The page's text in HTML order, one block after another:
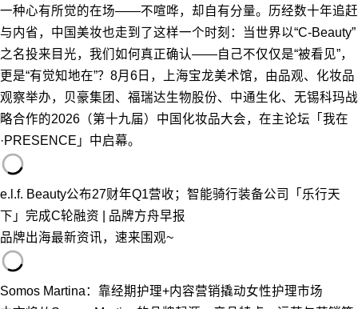
一种心有所觉的在场——不喧哗，却自有分量。历经数十年追赶
与内省，中国美妆也走到了这样一个时刻：当世界以“C-Beauty”
之名投来目光，我们如何真正确认——自己不仅仅是“被看见”，
更是“有觉知地在”？8月6日，上海宝龙美术馆，由品观、化妆品
观察举办，贝豪集团、福瑞达生物股份、中通生化、无锡科玛战
略合作的2026（第十九届）中国化妆品大会，在主论坛「我在
·PRESENCE」中启幕。
e.l.f. Beauty公布27财年Q1营收；智能骑行装备公司「乐行天
下」完成C轮融资 | 品牌方舟早报
品牌出海最新资讯，速来围观~
Somos Martina：靠经期护理+内容营销撬动女性护理市场